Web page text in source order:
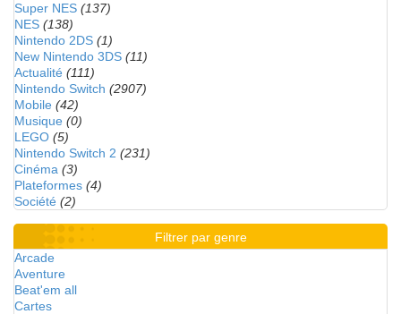
Super NES (137)
NES (138)
Nintendo 2DS (1)
New Nintendo 3DS (11)
Actualité (111)
Nintendo Switch (2907)
Mobile (42)
Musique (0)
LEGO (5)
Nintendo Switch 2 (231)
Cinéma (3)
Plateformes (4)
Société (2)
Filtrer par genre
Arcade
Aventure
Beat'em all
Cartes